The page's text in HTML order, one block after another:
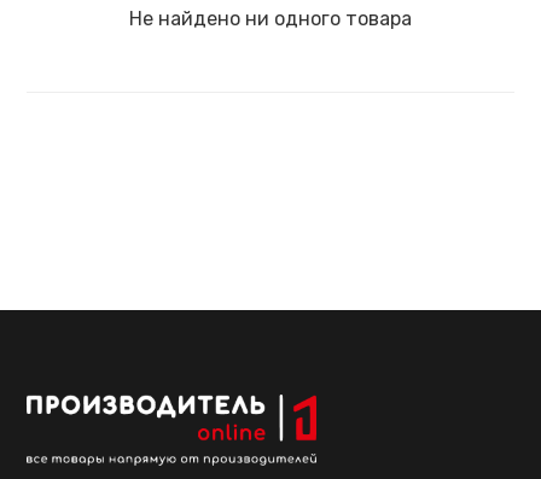
Не найдено ни одного товара